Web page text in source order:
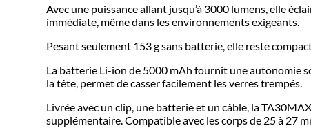
Avec une puissance allant jusqu’à 3000 lumens, elle
immédiate, même dans les environnements exigeants.
Pesant seulement 153 g sans batterie, elle reste
La batterie Li-ion de 5000 mAh fournit une autonomie
la tête, permet de casser facilement les verres trempés.
Livrée avec un clip, une batterie et un câble, la
supplémentaire. Compatible avec les corps de 25 à 27